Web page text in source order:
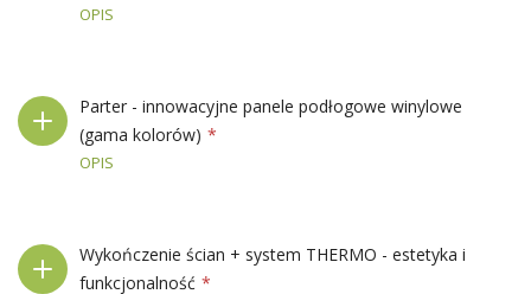
OPIS
Parter - innowacyjne panele podłogowe winylowe
(gama kolorów)
OPIS
Wykończenie ścian + system THERMO - estetyka i
funkcjonalność